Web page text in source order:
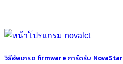
วิธีอัพเกรด firmware การ์ดรับ NovaStar